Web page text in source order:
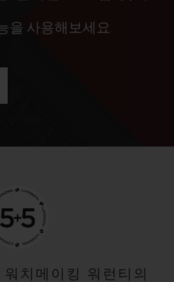
을 사용해보세요
치메이킹 워런티의